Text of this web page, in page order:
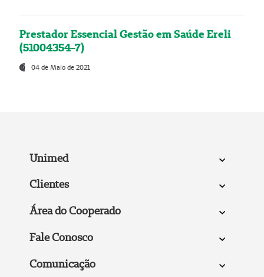
Prestador Essencial Gestão em Saúde Ereli
(51004354-7)
04 de Maio de 2021
Unimed
Clientes
Área do Cooperado
Fale Conosco
Comunicação